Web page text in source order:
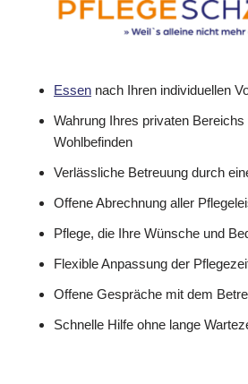
Essen nach Ihren individuellen
Wahrung Ihres privaten
Wohlbefinden
Verlässliche Betreuung durch
Offene Abrechnung aller
Pflege, die Ihre Wünsche und
Flexible Anpassung der
Offene Gespräche mit dem
Schnelle Hilfe ohne lange